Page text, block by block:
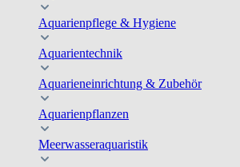
Aquarienpflege & Hygiene
Aquarientechnik
Aquarieneinrichtung & Zubehör
Aquarienpflanzen
Meerwasseraquaristik